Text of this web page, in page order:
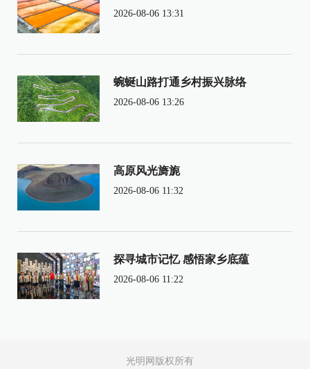
2026-08-06 13:31
蜿蜒山路打通乡村振兴脉络
2026-08-06 13:26
高原风光旖旎
2026-08-06 11:32
探寻城市记忆 感悟家乡底蕴
2026-08-06 11:22
光明网版权所有